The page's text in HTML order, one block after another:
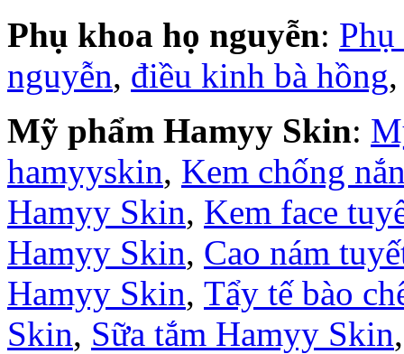
Phụ khoa họ nguyễn:
nguyễn, điều kinh bà hồng
Mỹ phẩm Hamyy Skin:
hamyyskin, Kem chống
Hamyy Skin, Kem face
Hamyy Skin, Cao nám
Hamyy Skin, Tẩy tế bào
Skin, Sữa tắm Hamyy Skin